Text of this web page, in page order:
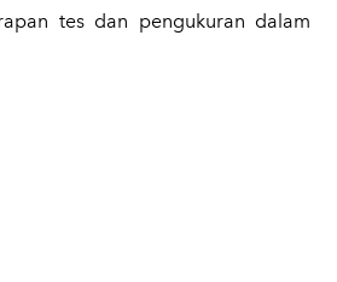
tes dan pengukuran dalam